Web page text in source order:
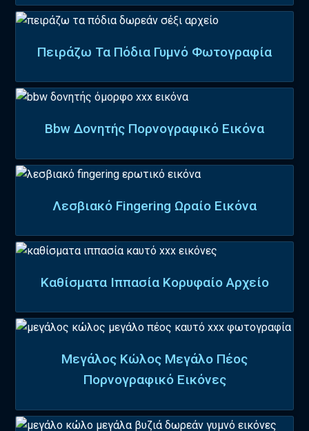
Πειράζω Τα Πόδια Γυμνό Φωτογραφία
Bbw Δονητής Πορνογραφικό Εικόνα
Λεσβιακό Fingering Ωραίο Εικόνα
Καθίσματα Ιππασία Κορυφαίο Αρχείο
Μεγάλος Κώλος Μεγάλο Πέος
Πορνογραφικό Εικόνες